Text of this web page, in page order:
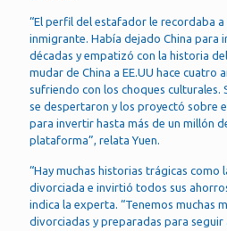
“El perfil del estafador le recordaba a
inmigrante. Había dejado China para ir
décadas y empatizó con la historia
mudar de China a EE.UU hace cuatro
sufriendo con los choques culturales.
se despertaron y los proyectó sobre
para invertir hasta más de un millón
plataforma”, relata Yuen.
“Hay muchas historias trágicas como
divorciada e invirtió todos sus
indica la experta. “Tenemos muchas
divorciadas y preparadas para seguir